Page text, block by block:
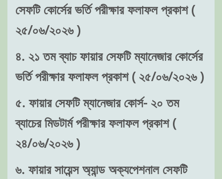
সেফটি কোর্সের ভর্তি পরীক্ষার ফলাফল প্রকাশ (
২৫/০৬/২০২৬ )
৪. ২১ তম ব্যাচ ফায়ার সেফটি ম্যানেজার কোর্সের
ভর্তি পরীক্ষার ফলাফল প্রকাশ ( ২৫/০৬/২০২৬ )
৫. ফায়ার সেফটি ম্যানেজার কোর্স- ২০ তম
ব্যাচের মিডটার্ম পরীক্ষার ফলাফল প্রকাশ (
২৪/০৬/২০২৬ )
৬. ফায়ার সায়েন্স অ্যান্ড অক্যপেশনাল সেফটি